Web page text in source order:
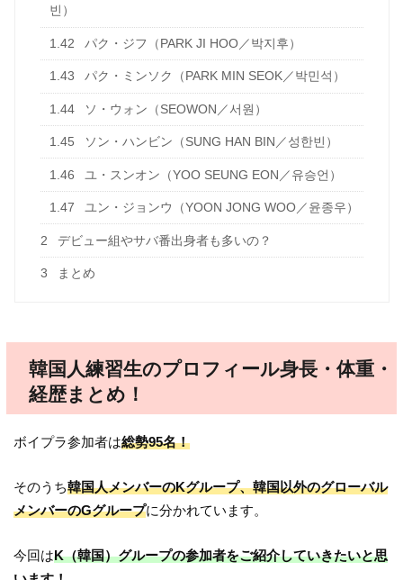
빈）
1.42 パク・ジフ（PARK JI HOO／박지후）
1.43 パク・ミンソク（PARK MIN SEOK／박민석）
1.44 ソ・ウォン（SEOWON／서원）
1.45 ソン・ハンビン（SUNG HAN BIN／성한빈）
1.46 ユ・スンオン（YOO SEUNG EON／유승언）
1.47 ユン・ジョンウ（YOON JONG WOO／윤종우）
2 デビュー組やサバ番出身者も多いの？
3 まとめ
韓国人練習生のプロフィール身長・体重・
経歴まとめ！
ボイプラ参加者は総勢95名！
そのうち韓国人メンバーのKグループ、韓国以外のグローバル
メンバーのGグループに分かれています。
今回はK（韓国）グループの参加者をご紹介していきたいと思